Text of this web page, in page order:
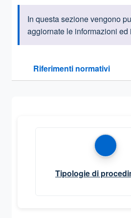
Informazioni
In questa sezione vengono
aggiornate le informazioni ed
Riferimenti normativi
Sezione compressa
Tipologie di